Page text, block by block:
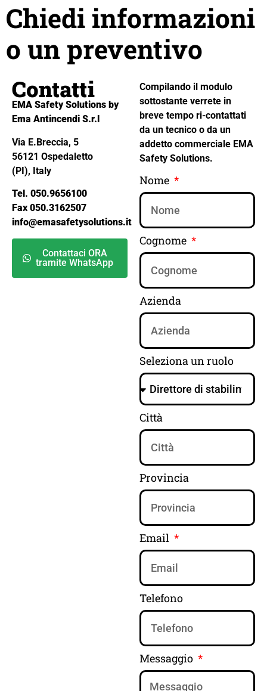
Chiedi informazioni
o un preventivo
Contatti
EMA Safety Solutions by
Ema Antincendi S.r.l
Via E.Breccia, 5
56121 Ospedaletto
(PI), Italy
Tel. 050.9656100
Fax 050.3162507
info@emasafetysolutions.it
Contattaci ORA
tramite WhatsApp
Compilando il modulo
sottostante verrete in
breve tempo ri-contattati
da un tecnico o da un
addetto commerciale EMA
Safety Solutions.
Nome
Cognome
Azienda
Seleziona un ruolo
Città
Provincia
Email
Telefono
Messaggio